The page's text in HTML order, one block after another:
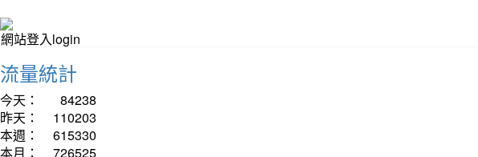
網站登入login
流量統計
今天：
84238
昨天：
110203
本週：
615330
本月：
726525